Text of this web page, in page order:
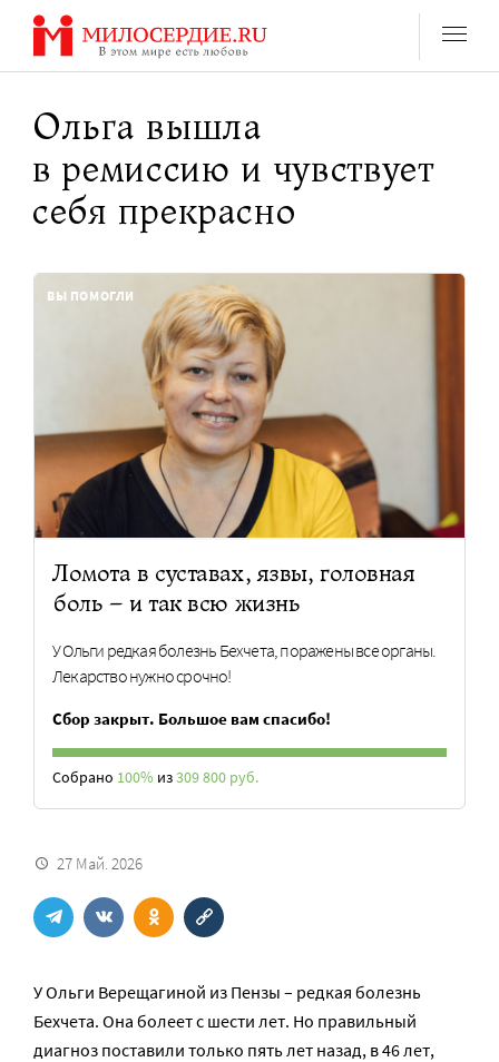
Перейти
содержанию
Ольга вышла
в ремиссию и чувствует
себя прекрасно
Ломота в суставах, язвы, головная
боль – и так всю жизнь
У Ольги редкая болезнь Бехчета, поражены все органы.
Лекарство нужно срочно!
Сбор закрыт. Большое вам спасибо!
Собрано 100% из309 800 руб.
ВЫ ПОМОГЛИ
27 Май. 2026
У Ольги Верещагиной из Пензы – редкая болезнь
Бехчета. Она болеет с шести лет. Но правильный
диагноз поставили только пять лет назад, в 46 лет,